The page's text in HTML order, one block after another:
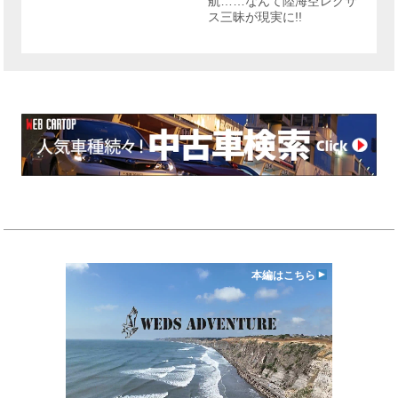
ス三昧が現実に!!
本編はこちら